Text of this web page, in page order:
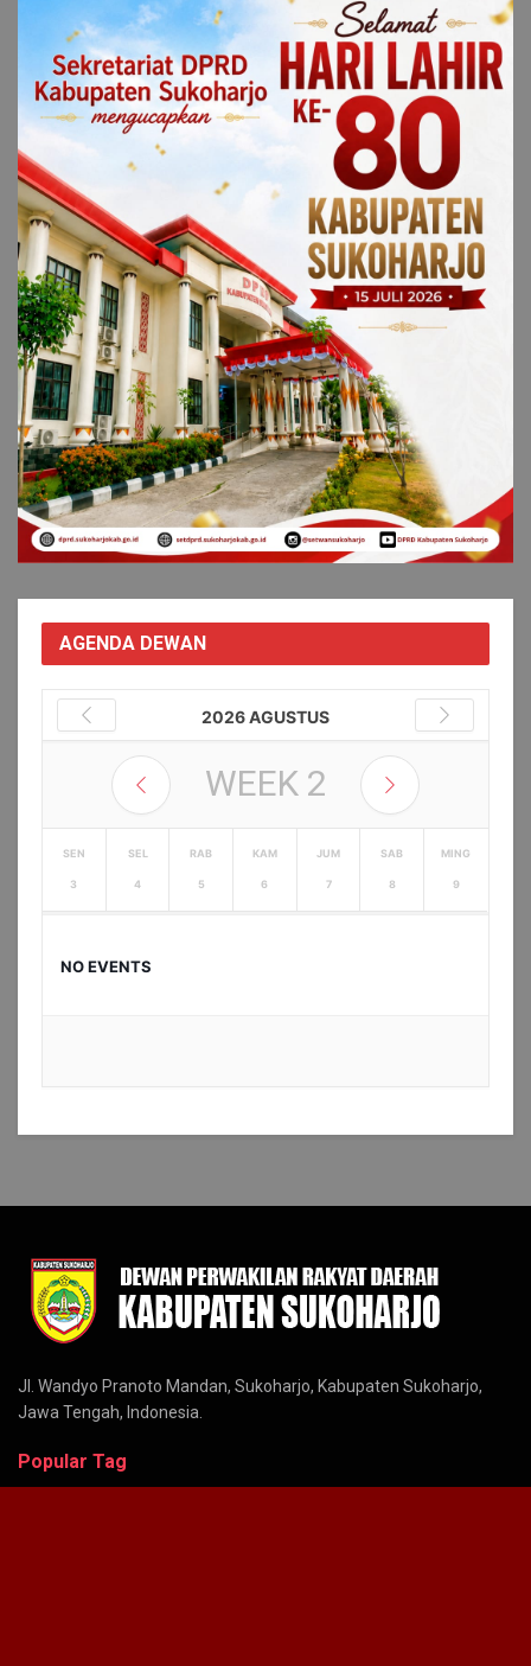
AGENDA DEWAN
2026 AGUSTUS
WEEK 2
SEN
3
SEL
4
RAB
5
KAM
6
JUM
7
SAB
8
MING
9
NO EVENTS
Jl. Wandyo Pranoto Mandan, Sukoharjo, Kabupaten Sukoharjo,
Jawa Tengah, Indonesia.
Popular Tag